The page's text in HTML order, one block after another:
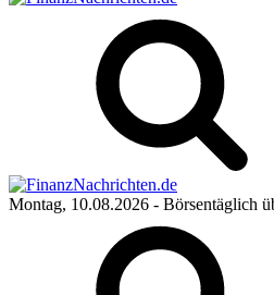
Montag, 10.08.2026 - Börsentäglich